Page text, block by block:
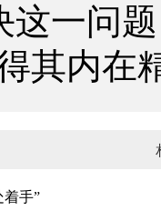
这一问
其内在
着手”